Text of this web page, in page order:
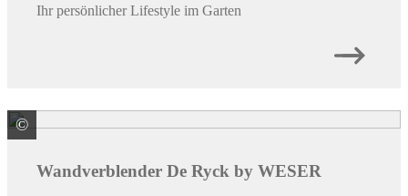
Ihr persönlicher Lifestyle im Garten
© WESER Bauelemente-Werk GmbH WESERWABEN
Wandverblender De Ryck by WESER